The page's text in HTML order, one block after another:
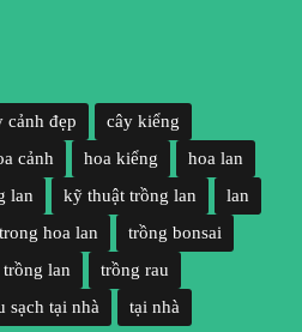
cảnh đẹp
cây kiểng
cảnh hoa kiểng
hoa lan
lan kỹ thuật trồng lan
lan
trong hoa lan
trồng bonsai
trồng lan
trồng rau
sạch tại nhà tại nhà